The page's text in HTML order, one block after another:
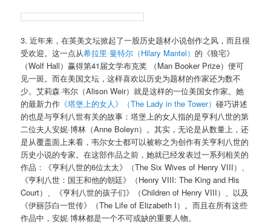
3. 近年来，在英美文坛掀起了一股历史题材小说创作之风，而且很
受欢迎。这一点从希拉里·曼特尔（Hilary Mantel） 的《狼宅》
（Wolf Hall）赢得第41届文学布克奖 （Man Booker Prize）便可
见一斑。而在美国文坛，这样喜欢以历史为题材的作家还为数不
少。艾莉森·韦尔（Alison Weir）就是这样的一位美国女作家。她
的最新力作 《塔堡上的女人》（The Lady in the Tower）碰巧讲述
的也是与亨利八世有关的故事：塔堡上的女人指的是亨利八世的第
二位夫人安妮·博林（Anne Boleyn）。其实，无论是从数量上，还
是从覆盖面上来看，韦尔女士都可以被称之为创作有关亨利八世的
历史小说的专家。在这部作品之前，她就已经发表过一系列相关的
作品：《亨利八世的6位太太》（The Six Wives of Henry VIII）、
《亨利八世：国王和他的朝廷》（Henry VIII: The King and His
Court）、《亨利八世的孩子们》（Children of Henry VIII）、以及
《伊丽莎白一世传》（The Life of Elizabeth I）。而且在所有这些
作品中，安妮·博林都是一个不可或缺的重要人物。